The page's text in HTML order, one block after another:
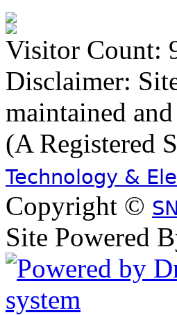
Visitor Count:
Disclaimer:
maintained
(A Registered
Technology &
Copyright ©
Site Powered